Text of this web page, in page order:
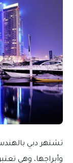
تشتهر دبي
وأبراجها، وهي